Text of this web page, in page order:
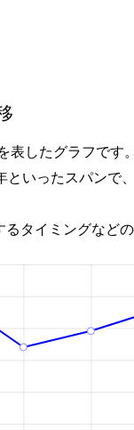
表したグラフです。
といったスパンで
タイミングなど